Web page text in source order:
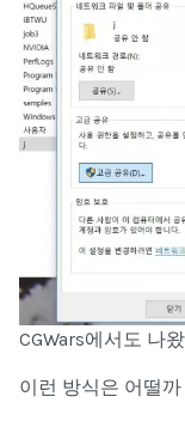
CGWars에서도 나
이런 방식은 어떨